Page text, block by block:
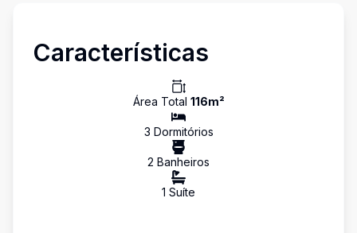
Características
Área Total 116m²
3 Dormitórios
2 Banheiros
1 Suíte